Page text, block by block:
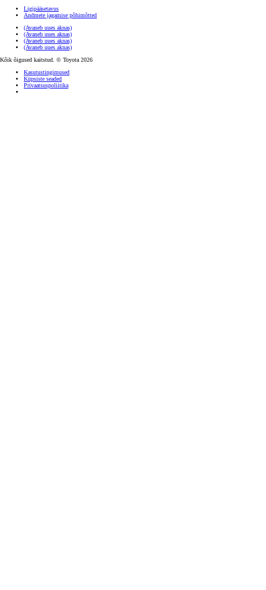
Ligipääsetavus
Andmete jagamise põhimõtted
(Avaneb uues aknas)
(Avaneb uues aknas)
(Avaneb uues aknas)
(Avaneb uues aknas)
Kõik õigused kaitstud. © Toyota 2026
Kasutustingimused
Küpsiste seaded
Privaatsuspoliitika